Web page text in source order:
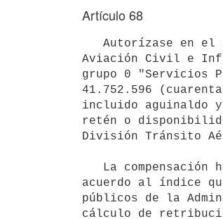
Artículo 68
Aviación Civil e
grupo 0 "Servicios
41.752.596
incluido aguinaldo y
retén o
División Tránsito
acuerdo al índice
públicos de la
cálculo de